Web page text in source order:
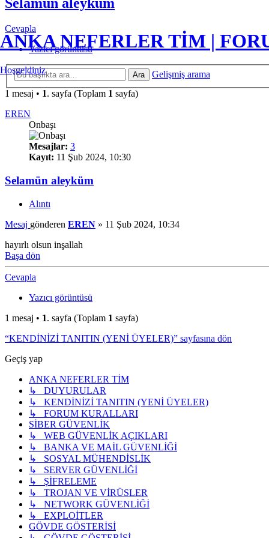
ANKA NEFERLER TİM |
Hoşgeldiniz
Cevapla
Yazıcı görüntüsü
Ara
Gelişmiş arama
1 mesaj • 1. sayfa (Toplam 1 sayfa)
EREN
Onbaşı
Mesajlar: 3
Kayıt: 11 Şub 2024, 10:30
Selamün aleyküm
Alıntı
Mesaj gönderen EREN » 11 Şub 2024, 10:34
hayırlı olsun inşallah
Başa dön
Cevapla
Yazıcı görüntüsü
1 mesaj • 1. sayfa (Toplam 1 sayfa)
“KENDİNİZİ TANITIN (YENİ ÜYELER)” sayfasına dön
Geçiş yap
ANKA NEFERLER TİM
↳ DUYURULAR
↳ KENDİNİZİ TANITIN (YENİ ÜYELER)
↳ FORUM KURALLARI
SİBER GÜVENLİK
↳ WEB GÜVENLİK AÇIKLARI
↳ BANKA VE MAİL GÜVENLİĞİ
↳ SOSYAL MÜHENDİSLİK
↳ SERVER GÜVENLİĞİ
↳ ŞİFRELEME
↳ TROJAN VE VİRÜSLER
↳ NETWORK GÜVENLİĞİ
↳ EXPLOİTLER
GÖVDE GÖSTERİSİ